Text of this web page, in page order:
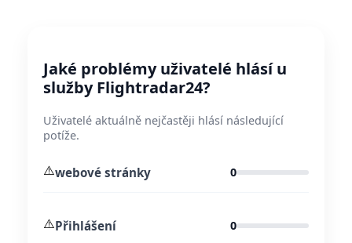
Jaké problémy uživatelé hlásí u
služby Flightradar24?
Uživatelé aktuálně nejčastěji hlásí následující
potíže.
⚠️webové stránky 0
⚠️Přihlášení 0